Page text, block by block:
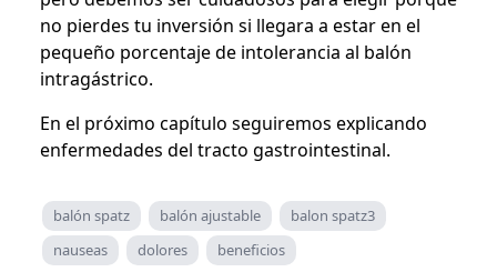
no pierdes tu inversión si llegara a estar en el
pequeño porcentaje de intolerancia al balón
intragástrico.
En el próximo capítulo seguiremos explicando
enfermedades del tracto gastrointestinal.
balón spatz balón ajustable
balon spatz3
nauseas
dolores beneficios